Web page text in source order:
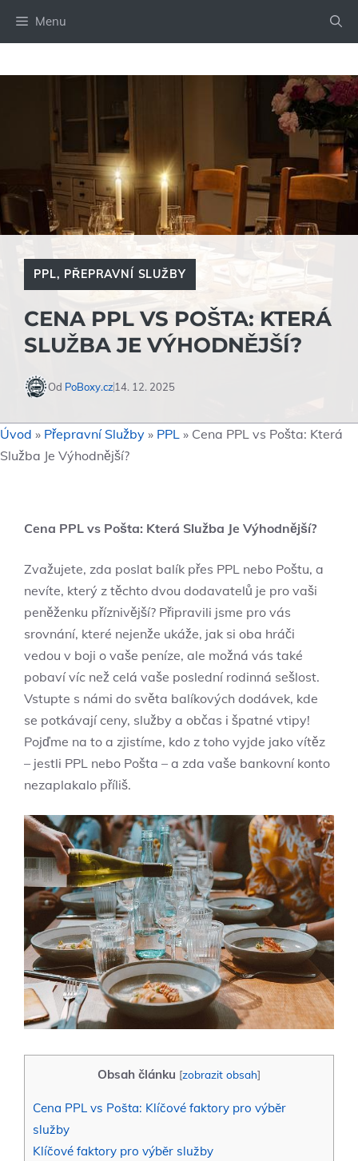
Menu
PPL, PŘEPRAVNÍ SLUŽBY
CENA PPL VS POŠTA: KTERÁ
SLUŽBA JE VÝHODNĚJŠÍ?
Od PoBoxy.cz 14. 12. 2025
Úvod » Přepravní Služby » PPL » Cena PPL vs Pošta: Která
Služba Je Výhodnější?
Cena PPL vs Pošta: Která Služba Je Výhodnější?
Zvažujete, zda poslat balík přes PPL nebo Poštu, a
nevíte, který z těchto dvou dodavatelů je pro vaši
peněženku příznivější? Připravili jsme pro vás
srovnání, které nejenže ukáže, jak si oba hráči
vedou v boji o vaše peníze, ale možná vás také
pobaví víc než celá vaše poslední rodinná sešlost.
Vstupte s námi do světa balíkových dodávek, kde
se potkávají ceny, služby a občas i špatné vtipy!
Pojďme na to a zjistíme, kdo z toho vyjde jako vítěz
– jestli PPL nebo Pošta – a zda vaše bankovní konto
nezaplakalo příliš.
Obsah článku [zobrazit obsah]
Cena PPL vs Pošta: Klíčové faktory pro výběr
služby
Klíčové faktory pro výběr služby